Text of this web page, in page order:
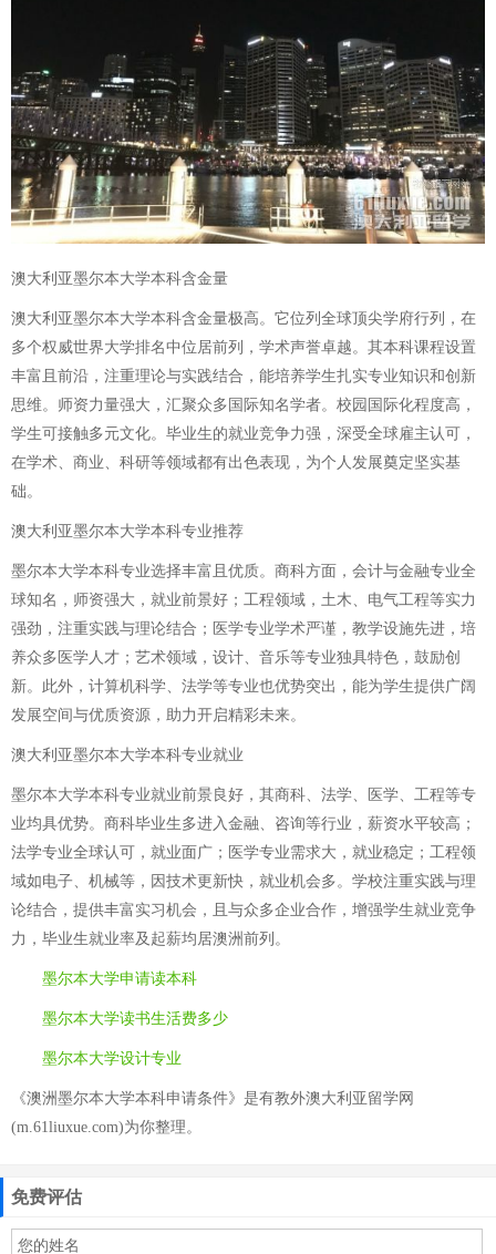
澳大利亚墨尔本大学本科含金量
澳大利亚墨尔本大学本科含金量极高。它位列全球顶尖学府行列，在
多个权威世界大学排名中位居前列，学术声誉卓越。其本科课程设置
丰富且前沿，注重理论与实践结合，能培养学生扎实专业知识和创新
思维。师资力量强大，汇聚众多国际知名学者。校园国际化程度高，
学生可接触多元文化。毕业生的就业竞争力强，深受全球雇主认可，
在学术、商业、科研等领域都有出色表现，为个人发展奠定坚实基
础。
澳大利亚墨尔本大学本科专业推荐
墨尔本大学本科专业选择丰富且优质。商科方面，会计与金融专业全
球知名，师资强大，就业前景好；工程领域，土木、电气工程等实力
强劲，注重实践与理论结合；医学专业学术严谨，教学设施先进，培
养众多医学人才；艺术领域，设计、音乐等专业独具特色，鼓励创
新。此外，计算机科学、法学等专业也优势突出，能为学生提供广阔
发展空间与优质资源，助力开启精彩未来。
澳大利亚墨尔本大学本科专业就业
墨尔本大学本科专业就业前景良好，其商科、法学、医学、工程等专
业均具优势。商科毕业生多进入金融、咨询等行业，薪资水平较高；
法学专业全球认可，就业面广；医学专业需求大，就业稳定；工程领
域如电子、机械等，因技术更新快，就业机会多。学校注重实践与理
论结合，提供丰富实习机会，且与众多企业合作，增强学生就业竞争
力，毕业生就业率及起薪均居澳洲前列。
墨尔本大学申请读本科
墨尔本大学读书生活费多少
墨尔本大学设计专业
《澳洲墨尔本大学本科申请条件》是有教外澳大利亚留学网
(m.61liuxue.com)为你整理。
免费评估